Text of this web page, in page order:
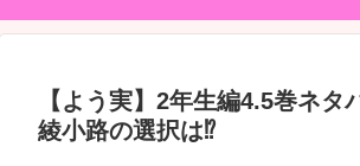
【よう実】2年生編4.5巻ネタ
綾小路の選択は⁉